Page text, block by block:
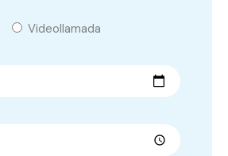
Videollamada